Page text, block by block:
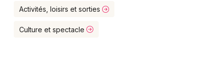
Mulhouse
Montpellier
Activités, loisirs et sorties
Culture et spectacle